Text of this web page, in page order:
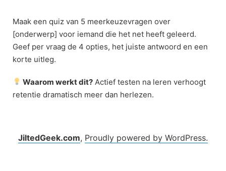
content
Maak een quiz van 5 meerkeuzevragen over
[onderwerp] voor iemand die het net heeft geleerd.
Geef per vraag de 4 opties, het juiste antwoord en een
korte uitleg.
Waarom werkt dit? Actief testen na leren verhoogt
retentie dramatisch meer dan herlezen.
JiltedGeek.com, Proudly powered by WordPress.